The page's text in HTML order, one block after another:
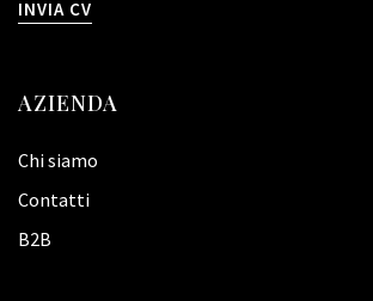
INVIA CV
AZIENDA
Chi siamo
Contatti
B2B